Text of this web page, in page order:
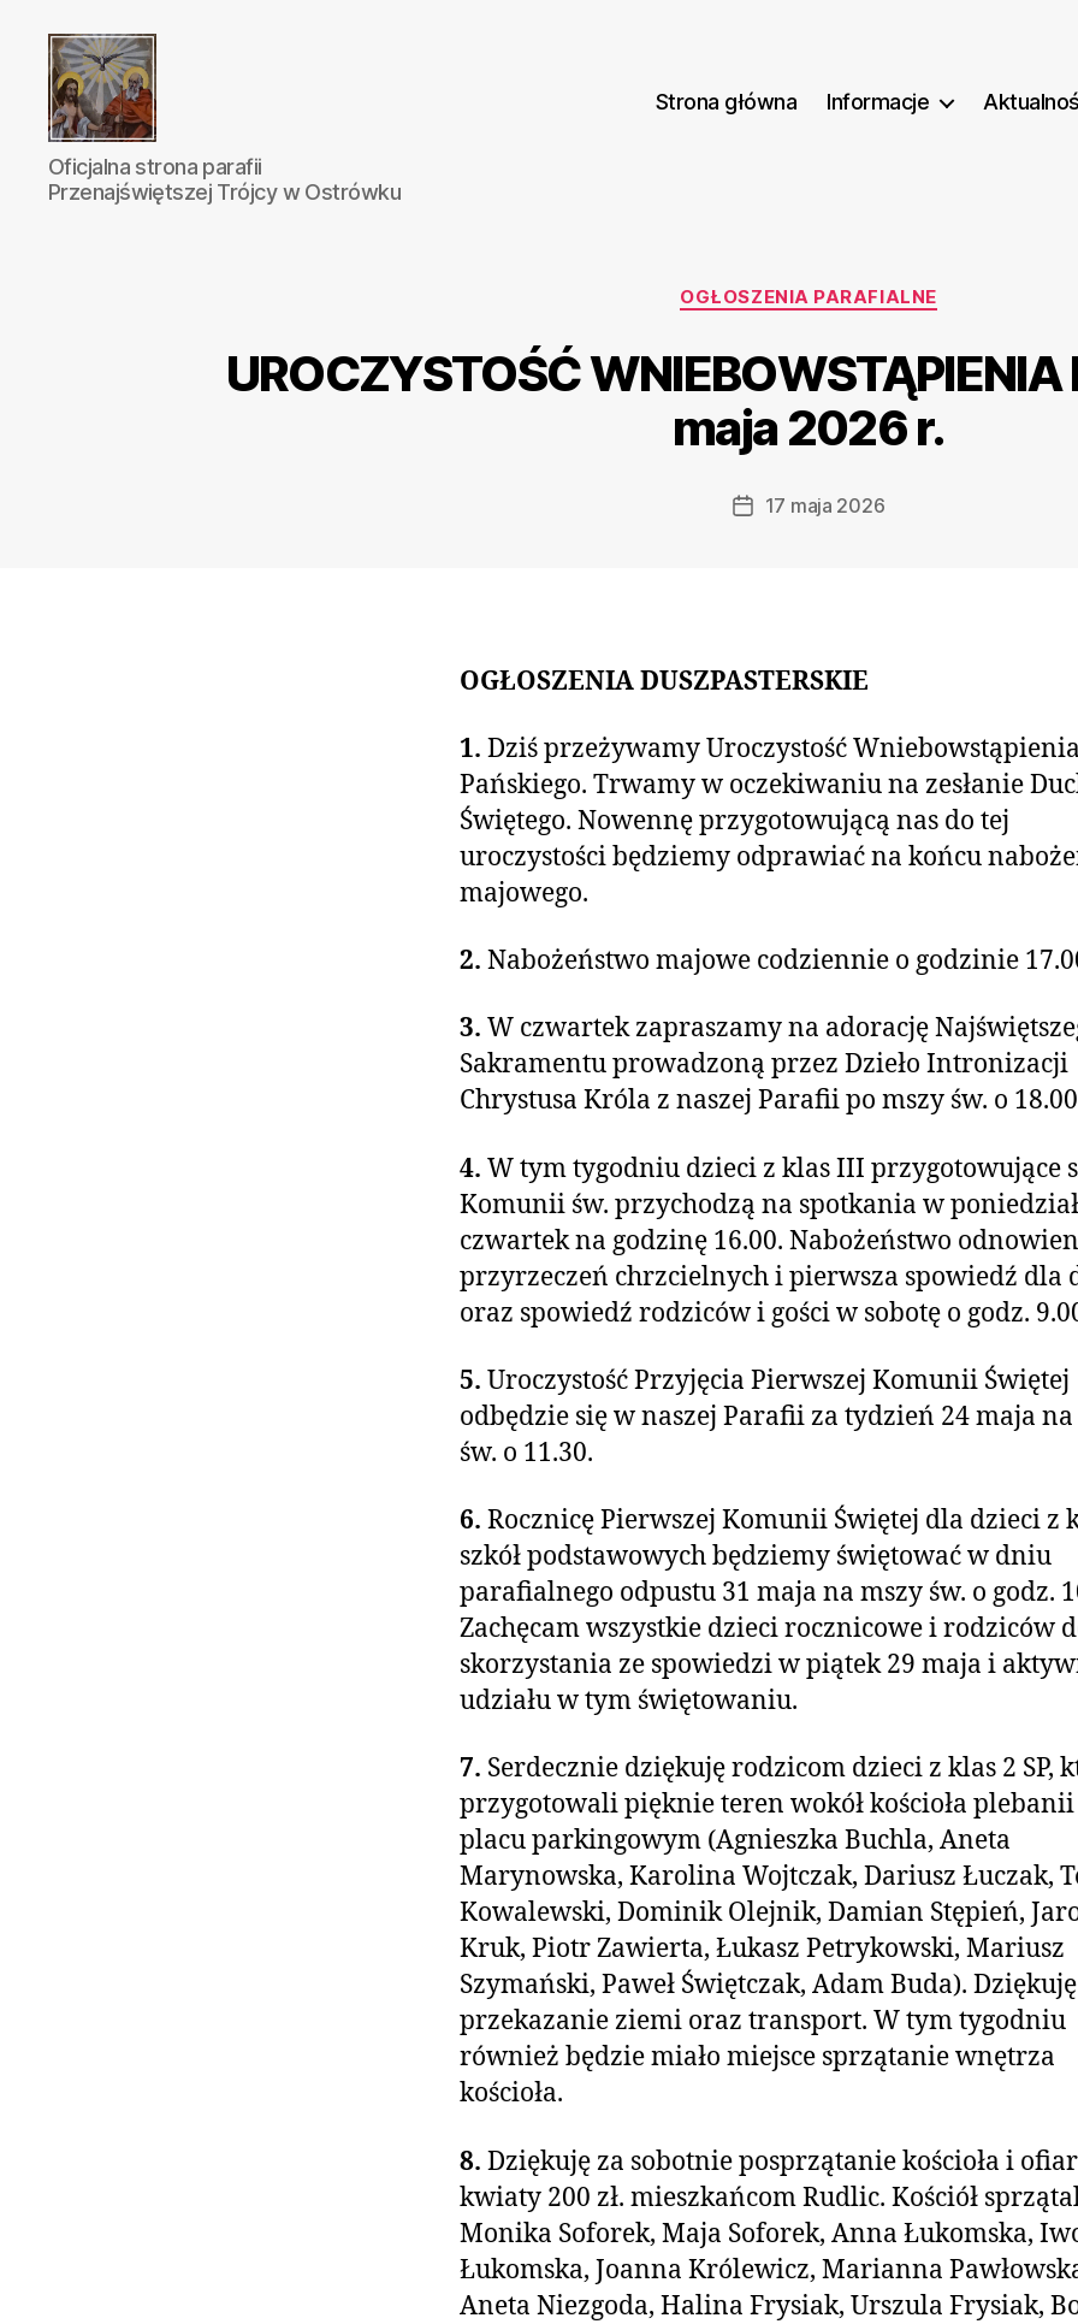
Parafia
Katolicka
Przenajświętszej
Oficjalna strona parafii
Przenajświętszej Trójcy w Ostrówku
Strona główna Informacje
Kategorie
OGŁOSZENIA PARAFIALNE
UROCZYSTOŚĆ WNIEBOWSTĄPIENIA
maja 2026 r.
Data17 maja 2026
OGŁOSZENIA DUSZPASTERSKIE
1. Dziś przeżywamy Uroczystość Wniebowstąpienia
Pańskiego. Trwamy w oczekiwaniu na zesłanie
Świętego. Nowennę przygotowującą nas do tej
uroczystości będziemy odprawiać na końcu
majowego.
2. Nabożeństwo majowe codziennie o godzinie
3. W czwartek zapraszamy na adorację
Sakramentu prowadzoną przez Dzieło Intronizacji
Chrystusa Króla z naszej Parafii po mszy św. o
4. W tym tygodniu dzieci z klas III przygotowujące
Komunii św. przychodzą na spotkania w
czwartek na godzinę 16.00. Nabożeństwo
przyrzeczeń chrzcielnych i pierwsza spowiedź dla
oraz spowiedź rodziców i gości w sobotę o godz.
5. Uroczystość Przyjęcia Pierwszej Komunii Świętej
odbędzie się w naszej Parafii za tydzień 24 maja
św. o 11.30.
6. Rocznicę Pierwszej Komunii Świętej dla dzieci z
szkół podstawowych będziemy świętować w dniu
parafialnego odpustu 31 maja na mszy św. o godz.
Zachęcam wszystkie dzieci rocznicowe i rodziców
skorzystania ze spowiedzi w piątek 29 maja i
udziału w tym świętowaniu.
7. Serdecznie dziękuję rodzicom dzieci z klas 2 SP,
przygotowali pięknie teren wokół kościoła
placu parkingowym (Agnieszka Buchla, Aneta
Marynowska, Karolina Wojtczak, Dariusz Łuczak,
Kowalewski, Dominik Olejnik, Damian Stępień,
Kruk, Piotr Zawierta, Łukasz Petrykowski, Mariusz
Szymański, Paweł Świętczak, Adam Buda).
przekazanie ziemi oraz transport. W tym tygodniu
również będzie miało miejsce sprzątanie wnętrza
kościoła.
8. Dziękuję za sobotnie posprzątanie kościoła i
kwiaty 200 zł. mieszkańcom Rudlic. Kościół
Monika Soforek, Maja Soforek, Anna Łukomska,
Łukomska, Joanna Królewicz, Marianna
Aneta Niezgoda, Halina Frysiak, Urszula Frysiak,